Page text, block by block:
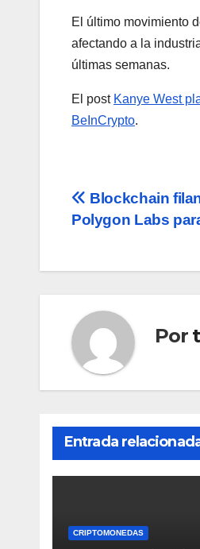
El último movimiento
afectando a la
últimas semanas.
El post Kanye West
BeInCrypto.
de
entradas
Blockchain
Polygon Labs
Por
Entrada
CRIPTOMONEDAS